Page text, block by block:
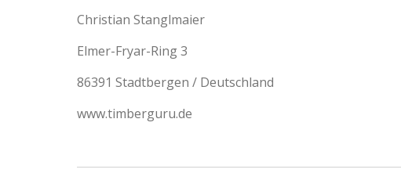
Christian Stanglmaier
Elmer-Fryar-Ring 3
86391 Stadtbergen / Deutschland
www.timberguru.de